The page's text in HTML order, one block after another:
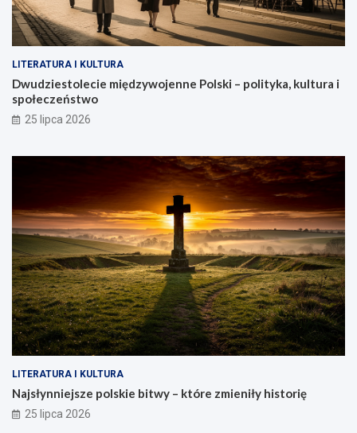
LITERATURA I KULTURA
Dwudziestolecie międzywojenne Polski – polityka, kultura i
społeczeństwo
25 lipca 2026
LITERATURA I KULTURA
Najsłynniejsze polskie bitwy – które zmieniły historię
25 lipca 2026